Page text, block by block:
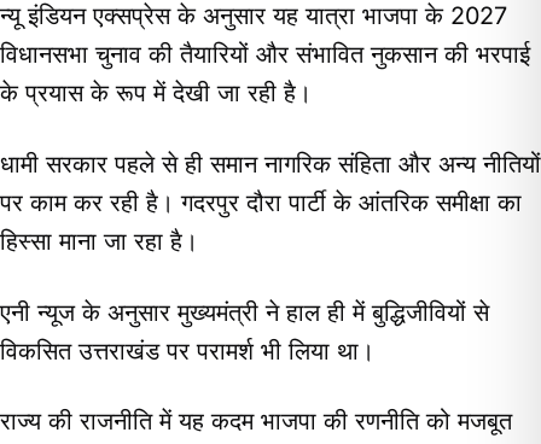
न्यू इंडियन एक्सप्रेस के अनुसार यह यात्रा भाजपा के 2027
विधानसभा चुनाव की तैयारियों और संभावित नुकसान की भरपाई
के प्रयास के रूप में देखी जा रही है।
धामी सरकार पहले से ही समान नागरिक संहिता और अन्य नीतियों
पर काम कर रही है। गदरपुर दौरा पार्टी के आंतरिक समीक्षा का
हिस्सा माना जा रहा है।
एनी न्यूज के अनुसार मुख्यमंत्री ने हाल ही में बुद्धिजीवियों से
विकसित उत्तराखंड पर परामर्श भी लिया था।
राज्य की राजनीति में यह कदम भाजपा की रणनीति को मजबूत